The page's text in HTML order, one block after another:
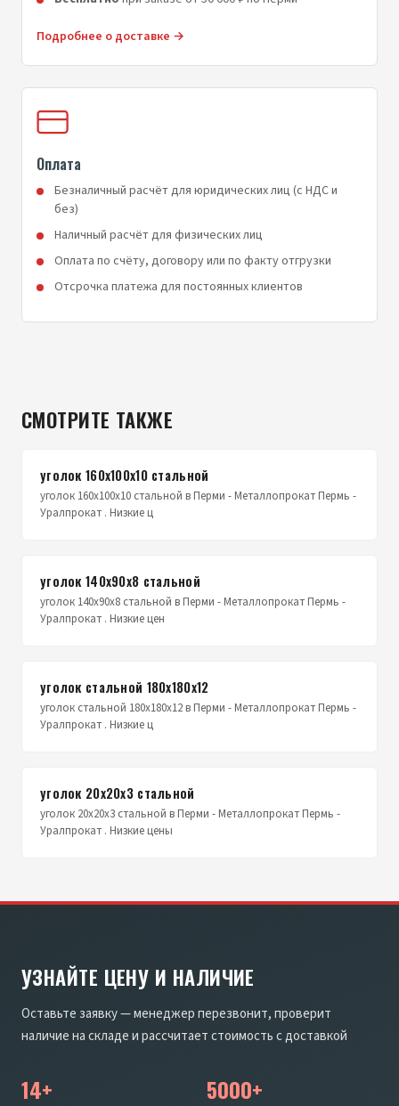
Подробнее о доставке →
Оплата
Безналичный расчёт для юридических лиц (с НДС и
без)
Наличный расчёт для физических лиц
Оплата по счёту, договору или по факту отгрузки
Отсрочка платежа для постоянных клиентов
СМОТРИТЕ ТАКЖЕ
уголок 160х100х10 стальной
уголок 160х100х10 стальной в Перми - Металлопрокат Пермь -
Уралпрокат . Низкие ц
уголок 140х90х8 стальной
уголок 140х90х8 стальной в Перми - Металлопрокат Пермь -
Уралпрокат . Низкие цен
уголок стальной 180х180х12
уголок стальной 180х180х12 в Перми - Металлопрокат Пермь -
Уралпрокат . Низкие ц
уголок 20х20х3 стальной
уголок 20х20х3 стальной в Перми - Металлопрокат Пермь -
Уралпрокат . Низкие цены
УЗНАЙТЕ ЦЕНУ И НАЛИЧИЕ
Оставьте заявку — менеджер перезвонит, проверит
наличие на складе и рассчитает стоимость с доставкой
14+ 5000+